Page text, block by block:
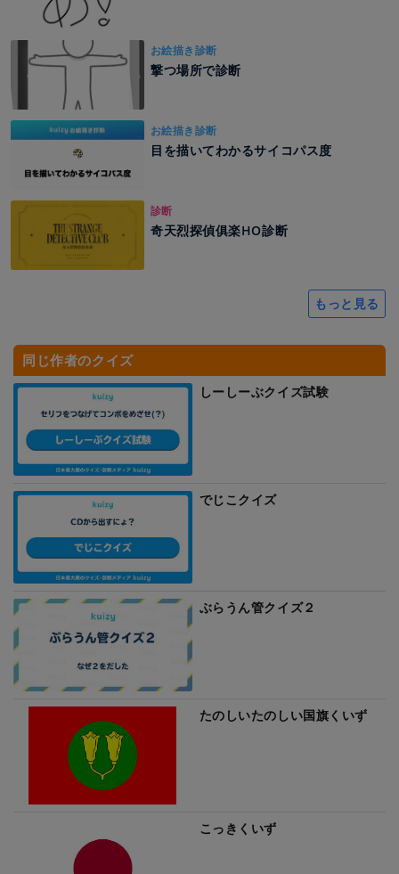
お絵描き診断
撃つ場所で診断
お絵描き診断
目を描いてわかるサイコパス度
診断
奇天烈探偵俱楽HO診断
もっと見る
同じ作者のクイズ
しーしーぶクイズ試験
でじこクイズ
ぶらうん管クイズ２
たのしいたのしい国旗くいず
こっきくいず